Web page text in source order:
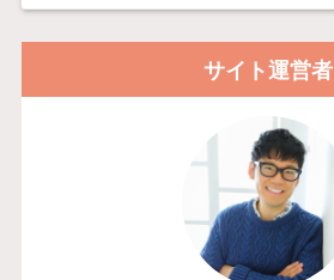
サイト運営者